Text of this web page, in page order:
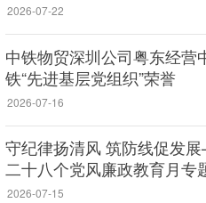
2026-07-22
中铁物贸深圳公司粤东经营
铁“先进基层党组织”荣誉
2026-07-16
守纪律扬清风 筑防线促发
二十八个党风廉政教育月专
2026-07-15